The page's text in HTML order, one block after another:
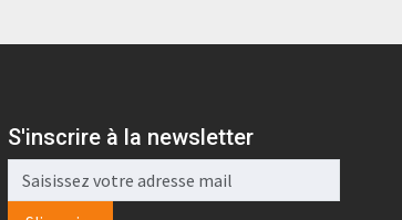
S'inscrire à la newsletter